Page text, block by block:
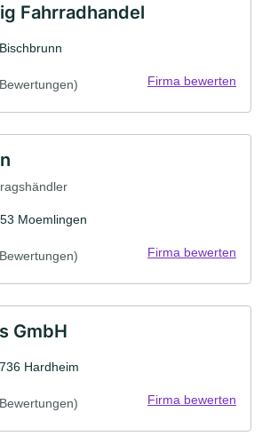
Fahrradhandel
Firma bewerten
Moemlingen
Firma bewerten
GmbH
Hardheim
Firma bewerten